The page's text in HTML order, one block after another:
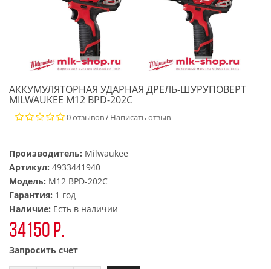
АККУМУЛЯТОРНАЯ УДАРНАЯ ДРЕЛЬ-ШУРУПОВЕРТ
MILWAUKEE M12 BPD-202C
0 отзывов/ Написать отзыв
Производитель: Milwaukee
Артикул: 4933441940
Модель: M12 BPD-202C
Гарантия: 1 год
Наличие: Есть в наличии
34150 р.
Запросить счет